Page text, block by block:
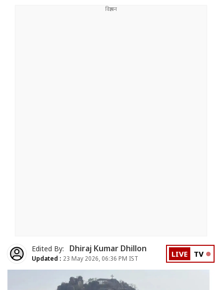
Edited By: Dhiraj Kumar Dhillon
Updated : 23 May 2026, 06:36 PM IST LIVE TV